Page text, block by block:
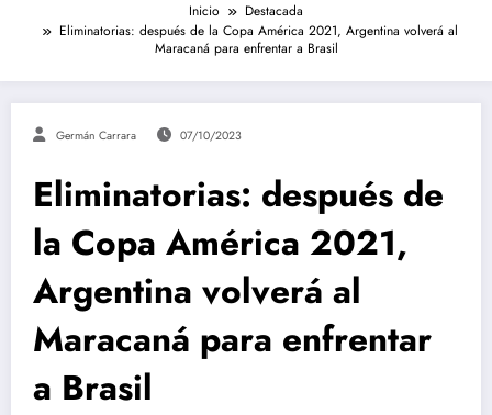
Inicio
Destacada
Eliminatorias: después de la Copa América 2021, Argentina volverá al
Maracaná para enfrentar a Brasil
Germán Carrara 07/10/2023
Eliminatorias: después de
la Copa América 2021,
Argentina volverá al
Maracaná para enfrentar
a Brasil